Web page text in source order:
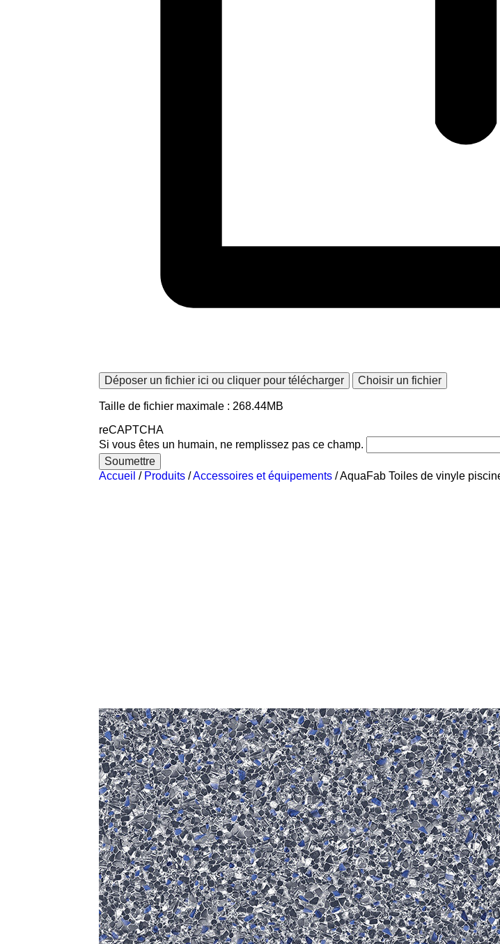
Déposer un fichier ici ou cliquer pour télécharger Choisir un fichier
Taille de fichier maximale : 268.44MB
reCAPTCHA
Si vous êtes un humain, ne remplissez pas ce champ.
Soumettre
Accueil / Produits /Accessoires et équipements /AquaFab Toiles de vinyle